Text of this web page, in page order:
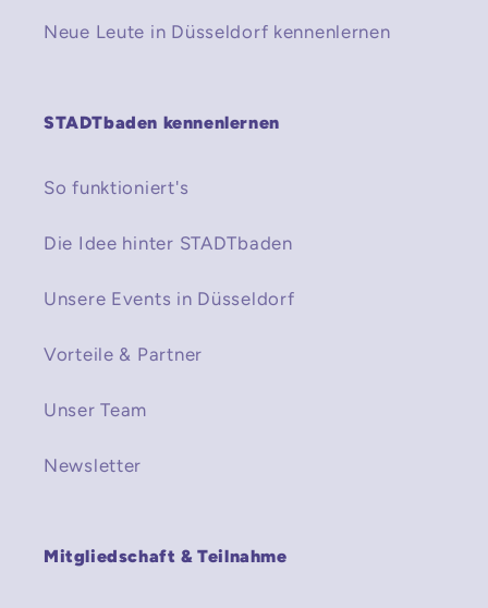
Neue Leute in Düsseldorf kennenlernen
STADTbaden kennenlernen
So funktioniert's
Die Idee hinter STADTbaden
Unsere Events in Düsseldorf
Vorteile & Partner
Unser Team
Newsletter
Mitgliedschaft & Teilnahme